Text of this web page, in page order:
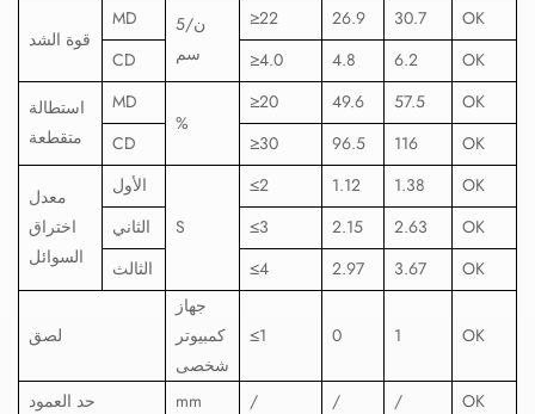
قوة الشد
MD
ن/5
سم
≥22 26.9 30.7
OK
CD
≥4.0 4.8 6.2
OK
استطالة
متقطعة
MD
%
≥20 49.6 57.5
OK
CD
≥30 96.5 116 OK
معدل
اختراق
السوائل
الأول
S
≤2 1.12 1.38
OK
الثاني
≤3 2.15 2.63
OK
الثالث
≤4 2.97 3.67 OK
لصق
جهاز
كمبيوتر
شخصى
≤1 0 1 OK
حد العمود mm / / /
OK